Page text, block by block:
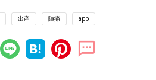
出産 陣痛 app